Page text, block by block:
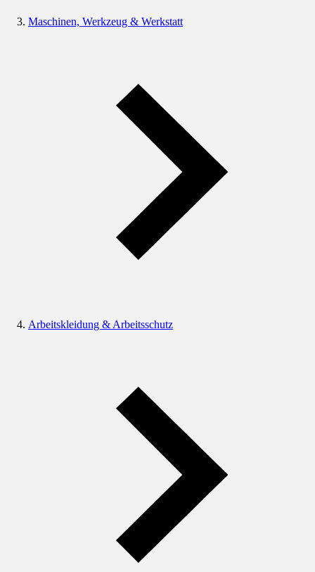
Maschinen, Werkzeug & Werkstatt
Arbeitskleidung & Arbeitsschutz